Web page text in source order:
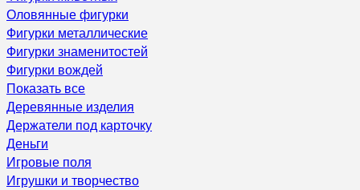
Оловянные фигурки
Фигурки металлические
Фигурки знаменитостей
Фигурки вождей
Показать все
Деревянные изделия
Держатели под карточку
Деньги
Игровые поля
Игрушки и творчество